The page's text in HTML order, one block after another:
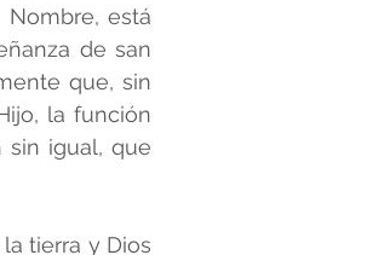
está
de san
que, sin
la función
sin igual, que
tierra y Dios